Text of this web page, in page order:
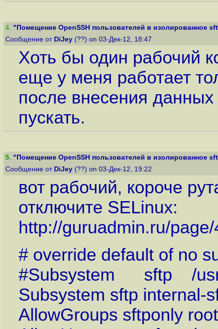
4. "Помещение OpenSSH пользователей в изолированное
Сообщение от DiJey (??) on 03-Дек-12, 18:47
Хоть бы один рабочий
еще у меня работает
после внесения
пускать.
5. "Помещение OpenSSH пользователей в изолированное
Сообщение от DiJey (??) on 03-Дек-12, 19:22
вот рабочий, короче
отключите SELinux:
http://guruadmin.ru/
# override default of no
#Subsystem sftp /usr/
Subsystem sftp internal-
AllowGroups sftponly root